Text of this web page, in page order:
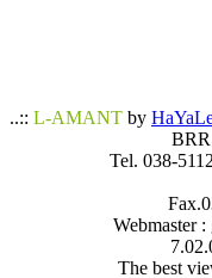
..:: L-AMANT by
BRR
Tel. 038-
Webmaster
The best